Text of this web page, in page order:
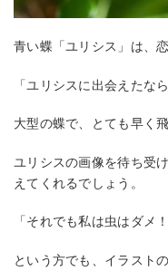
青い蝶「ユリシス」は、
「ユリシスに出会えたな
大型の蝶で、とても早く
ユリシスの画像を待ち受
えてくれるでしょう。
「それでも私は虫はダメ！
という方でも、イラスト